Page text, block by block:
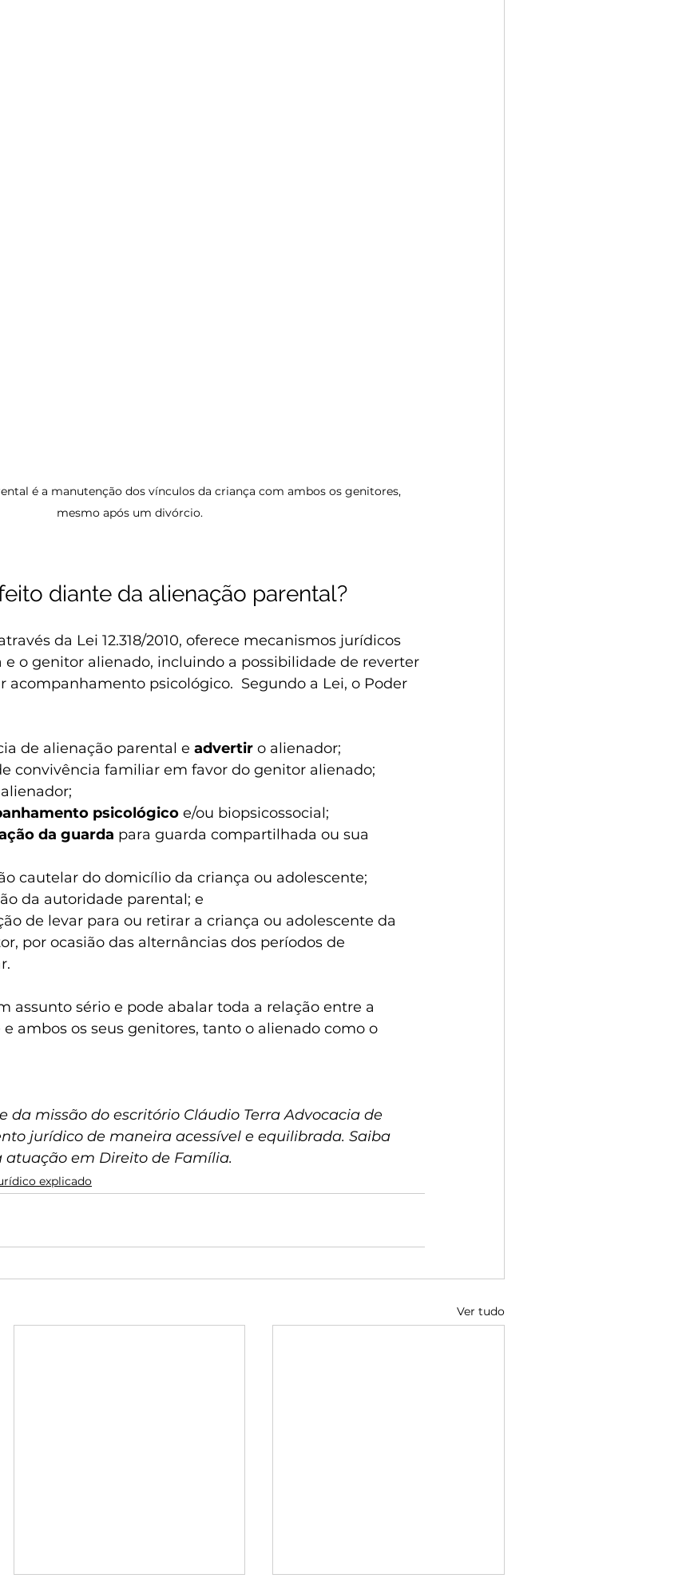
é a manutenção dos vínculos da criança com ambos os genitores,
mesmo após um divórcio.
diante da alienação parental?
da Lei 12.318/2010, oferece mecanismos jurídicos
e o genitor alienado, incluindo a possibilidade de reverter
acompanhamento psicológico.  Segundo a Lei, o Poder
de alienação parental e advertir o alienador;
convivência familiar em favor do genitor alienado;
psicológico e/ou biopsicossocial;
da guarda para guarda compartilhada ou sua
cautelar do domicílio da criança ou adolescente;
da autoridade parental; e
de levar para ou retirar a criança ou adolescente da
por ocasião das alternâncias dos períodos de
assunto sério e pode abalar toda a relação entre a
ambos os seus genitores, tanto o alienado como o
da missão do escritório Cláudio Terra Advocacia de
jurídico de maneira acessível e equilibrada. Saiba
atuação em Direito de Família.
explicado
Ver tudo